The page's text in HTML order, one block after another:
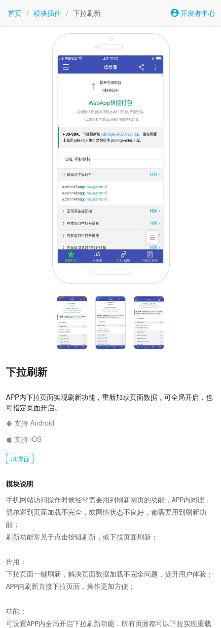
首页 / 模块插件 / 下拉刷新 开发者中心
下拉刷新
APP内下拉页面实现刷新功能，重新加载页面数据，可全局开启，也
可指定页面开启。
支持 Android
支持 iOS
UI/界面
模块说明
手机网站访问操作时候经常需要用到刷新网页的功能，APP内同理，
偶尔遇到页面加载不完全，或网络状态不良好，都需要用到刷新功
能；
刷新功能常见于点击按钮刷新，或下拉页面刷新；
作用：
下拉页面一键刷新，解决页面数据加载不完全问题，提升用户体验；
APP内刷新直接下拉页面，操作更加方便；
功能：
可设置APP内全局开启下拉刷新功能，所有页面都可以下拉实现重载